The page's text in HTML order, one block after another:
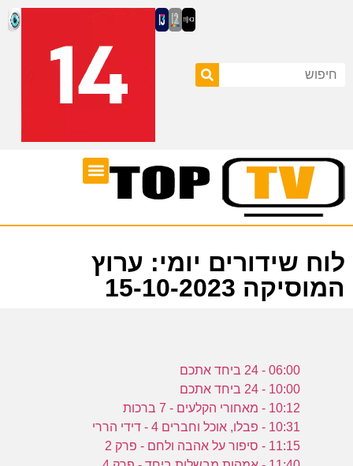
לוח שידורים יומי: ערוץ
המוסיקה 15-10-2023
06:00 - 24 ביחד אתכם
10:00 - 24 ביחד אתכם
10:12 - מאחורי הקלעים - 7 ברכות
10:31 - פבלו, אוכל וחברים 4 - דידי הררי
11:15 - סיפור על אהבה ולחם - פרק 2